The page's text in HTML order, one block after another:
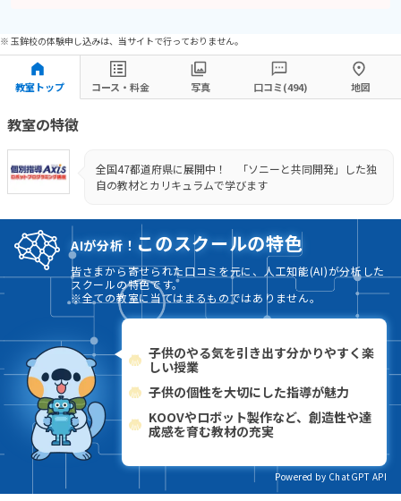
※ 玉鉾校の体験申し込みは、当サイトで行っておりません。
教室トップ コース・料金 写真 口コミ(494) 地図
教室の特徴
全国47都道府県に展開中！ 「ソニーと共同開発」した独
自の教材とカリキュラムで学びます
AIが分析！ このスクールの特色
皆さまから寄せられた口コミを元に、人工知能(AI)が分析した
スクールの特色です。
※全ての教室に当てはまるものではありません。
子供のやる気を引き出す分かりやすく楽
しい授業
子供の個性を大切にした指導が魅力
KOOVやロボット製作など、創造性や達
成感を育む教材の充実
Powered by ChatGPT API